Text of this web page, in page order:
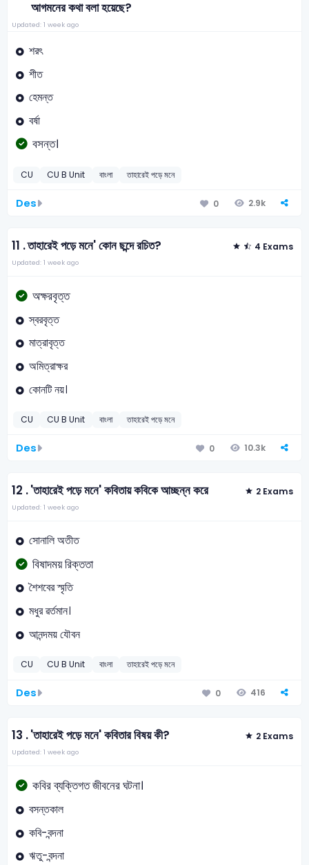
আগমনের কথা বলা হয়েছে?
Updated: 1 week ago
শরৎ
শীত
হেমন্ত
বর্ষা
বসন্ত।
CU CU B Unit বাংলা তাহারেই পড়ে মনে
Des 0 2.9k
11 .তাহারেই পড়ে মনে' কোন ছন্দে রচিত? 4 Exams
Updated: 1 week ago
অক্ষরবৃত্ত
স্বরবৃত্ত
মাত্রাবৃত্ত
অমিত্রাক্ষর
কোনটি নয়।
CU CU B Unit বাংলা তাহারেই পড়ে মনে
Des 0 10.3k
12 .'তাহারেই পড়ে মনে' কবিতায় কবিকে আচ্ছন্ন করে 2 Exams
Updated: 1 week ago
সােনালি অতীত
বিষাদময় রিক্ততা
শৈশবের স্মৃতি
মধুর ৱর্তমান।
আনন্দময় যৌবন
CU CU B Unit বাংলা তাহারেই পড়ে মনে
Des 0 416
13 .'তাহারেই পড়ে মনে' কবিতার বিষয় কী? 2 Exams
Updated: 1 week ago
কবির ব্যক্তিগত জীবনের ঘটনা।
বসন্তকাল
কবি-বন্দনা
ঋতু-বন্দনা